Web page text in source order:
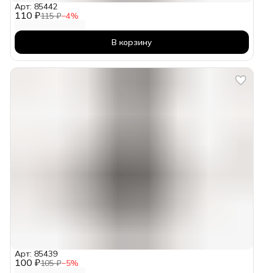
110 ₽115 ₽−4%
Арт: 85442
В корзину
100 ₽105 ₽−5%
Арт: 85439